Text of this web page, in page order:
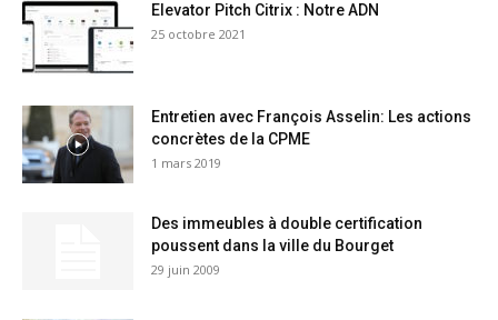
Elevator Pitch Citrix : Notre ADN
25 octobre 2021
Entretien avec François Asselin: Les actions
concrètes de la CPME
1 mars 2019
Des immeubles à double certification
poussent dans la ville du Bourget
29 juin 2009